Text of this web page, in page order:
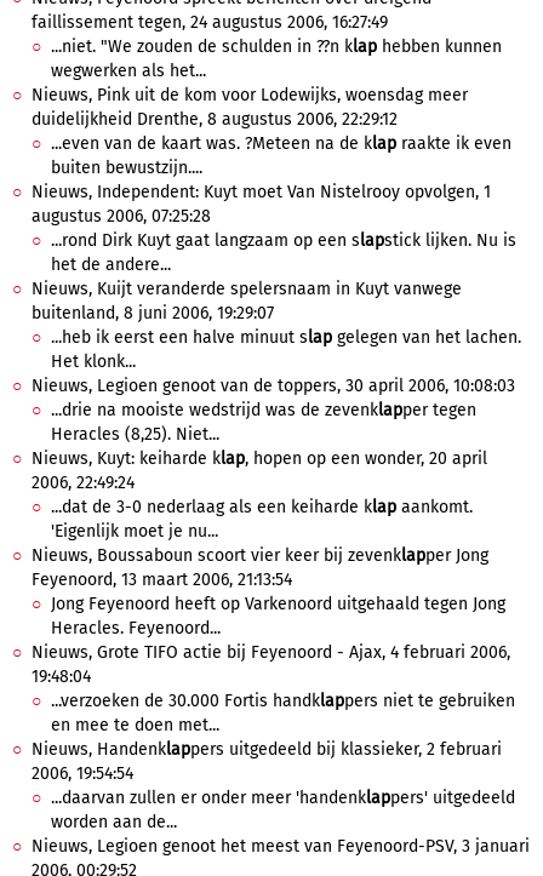
faillissement tegen, 24 augustus 2006, 16:27:49
...niet. "We zouden de schulden in ??n klap hebben kunnen
wegwerken als het...
Nieuws, Pink uit de kom voor Lodewijks, woensdag meer
duidelijkheid Drenthe, 8 augustus 2006, 22:29:12
...even van de kaart was. ?Meteen na de klap raakte ik even
buiten bewustzijn....
Nieuws, Independent: Kuyt moet Van Nistelrooy opvolgen, 1
augustus 2006, 07:25:28
...rond Dirk Kuyt gaat langzaam op een slapstick lijken. Nu is
het de andere...
Nieuws, Kuijt veranderde spelersnaam in Kuyt vanwege
buitenland, 8 juni 2006, 19:29:07
...heb ik eerst een halve minuut slap gelegen van het lachen.
Het klonk...
Nieuws, Legioen genoot van de toppers, 30 april 2006, 10:08:03
...drie na mooiste wedstrijd was de zevenklapper tegen
Heracles (8,25). Niet...
Nieuws, Kuyt: keiharde klap, hopen op een wonder, 20 april
2006, 22:49:24
...dat de 3-0 nederlaag als een keiharde klap aankomt.
'Eigenlijk moet je nu...
Nieuws, Boussaboun scoort vier keer bij zevenklapper Jong
Feyenoord, 13 maart 2006, 21:13:54
Jong Feyenoord heeft op Varkenoord uitgehaald tegen Jong
Heracles. Feyenoord...
Nieuws, Grote TIFO actie bij Feyenoord - Ajax, 4 februari 2006,
19:48:04
...verzoeken de 30.000 Fortis handklappers niet te gebruiken
en mee te doen met...
Nieuws, Handenklappers uitgedeeld bij klassieker, 2 februari
2006, 19:54:54
...daarvan zullen er onder meer 'handenklappers' uitgedeeld
worden aan de...
Nieuws, Legioen genoot het meest van Feyenoord-PSV, 3 januari
2006, 00:29:52